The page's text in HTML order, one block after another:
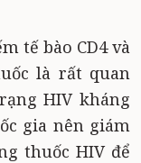
tế bào CD4 và
là rất quan
HIV kháng
gia nên giám
thuốc HIV để